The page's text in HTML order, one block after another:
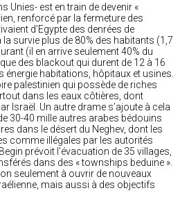
Unies- est en train de devenir «
renforcé par la fermeture des
d’Egypte des denrées de
survie plus de 80% des habitants (1,7
(il en arrive seulement 40% du
des blackout qui durent de 12 à 16
habitations, hôpitaux et usines.
palestinien qui possède de riches
dans les eaux côtières, dont
Israël. Un autre drame s’ajoute à cela
30-40 mille autres arabes bédouins
dans le désert du Neghev, dont les
comme illégales par les autorités
prévoit l’évacuation de 35 villages,
dans des « townships beduine ».
seulement à ouvrir de nouveaux
mais aussi à des objectifs